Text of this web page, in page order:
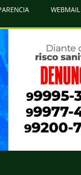
WEBMAIL